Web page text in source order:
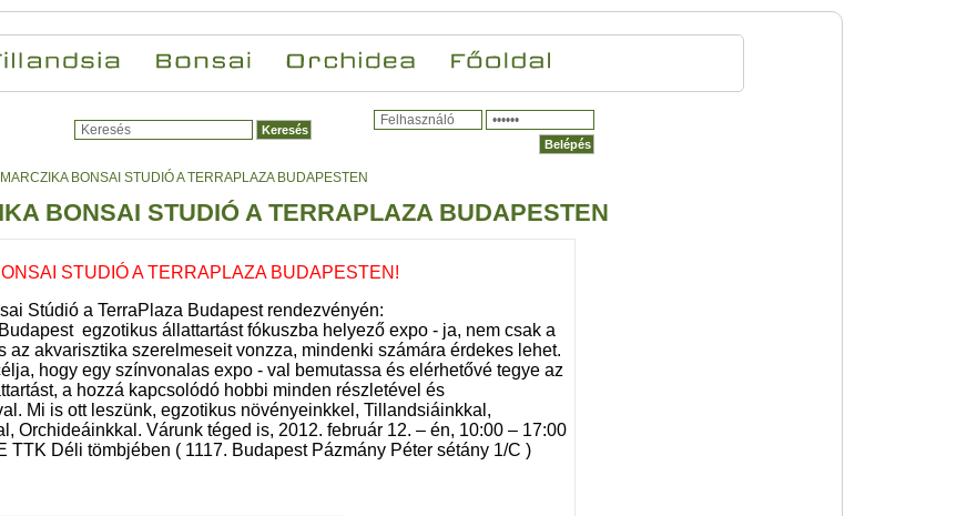
MARCZIKA BONSAI STUDIÓ A TERRAPLAZA BUDAPESTEN
BONSAI STUDIÓ A TERRAPLAZA BUDAPESTEN
STUDIÓ A TERRAPLAZA BUDAPESTEN!
Stúdió a TerraPlaza Budapest rendezvényén:
egzotikus állattartást fókuszba helyező expo - ja, nem csak a
az akvarisztika szerelmeseit vonzza, mindenki számára érdekes lehet.
hogy egy színvonalas expo - val bemutassa és elérhetővé tegye az
a hozzá kapcsolódó hobbi minden részletével és
Mi is ott leszünk, egzotikus növényeinkkel, Tillandsiáinkkal,
Orchideáinkkal. Várunk téged is, 2012. február 12. – én, 10:00 – 17:00
TTK Déli tömbjében ( 1117. Budapest Pázmány Péter sétány 1/C )